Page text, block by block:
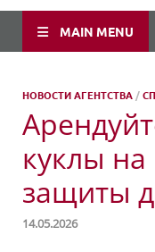
MAIN MENU
НОВОСТИ АГЕНТСТВА /
куклы
защиты
14.05.2026